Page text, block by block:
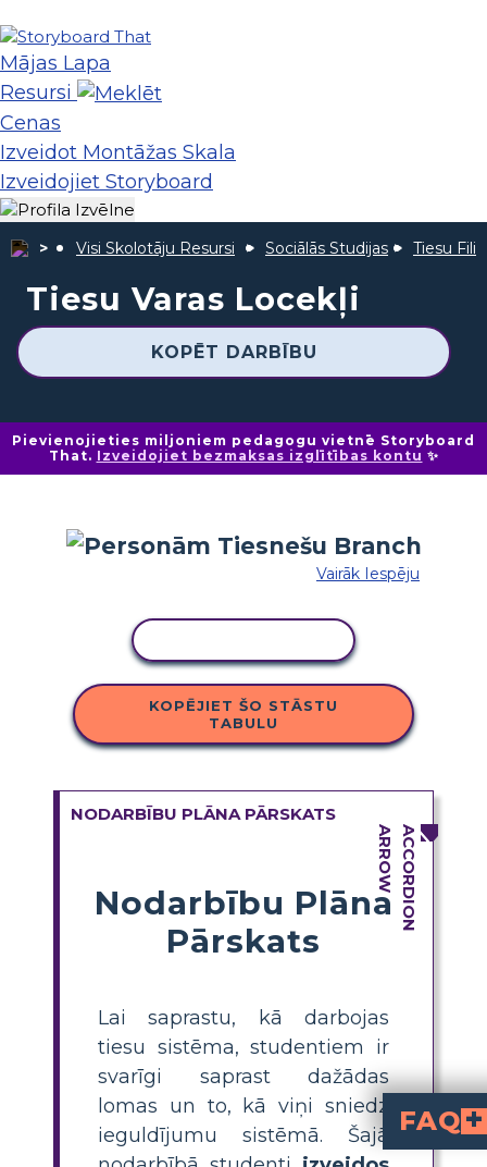
Mājas Lapa
Resursi
Cenas
Izveidot Montāžas Skala
Izveidojiet Storyboard
Visi Skolotāju Resursi Sociālās Studijas Tiesu
Tiesu Varas Locekļi
KOPĒT DARBĪBU
Pievienojieties miljoniem pedagogu vietnē Storyboard
That. Izveidojiet bezmaksas izglītības kontu ✨
Vairāk Iespēju
KOPĒJIET ŠO STĀSTU
TABULU
NODARBĪBU PLĀNA PĀRSKATS
Nodarbību Plāna
Pārskats
Lai saprastu, kā darbojas
tiesu sistēma, studentiem ir
svarīgi saprast dažādas
lomas un to, kā viņi sniedz
ieguldījumu sistēmā. Šajā
FAQ